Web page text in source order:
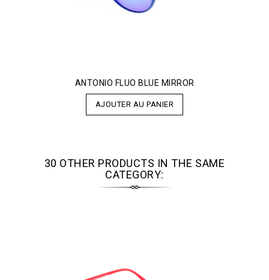
ANTONIO FLUO BLUE MIRROR
AJOUTER AU PANIER
30 OTHER PRODUCTS IN THE SAME
CATEGORY: